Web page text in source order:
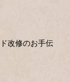
改修のお手伝